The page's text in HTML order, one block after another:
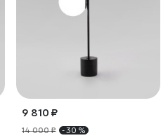
9 810 ₽
14 000 ₽ - 30 %